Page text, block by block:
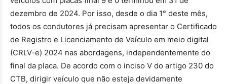
dezembro de 2024. Por isso, desde o dia 1° deste mês,
todos os condutores já precisam apresentar o Certificado
de Registro e Licenciamento de Veículo em meio digital
(CRLV-e) 2024 nas abordagens, independentemente do
final da placa. De acordo com o inciso V do artigo 230 do
CTB, dirigir veículo que não esteja devidamente